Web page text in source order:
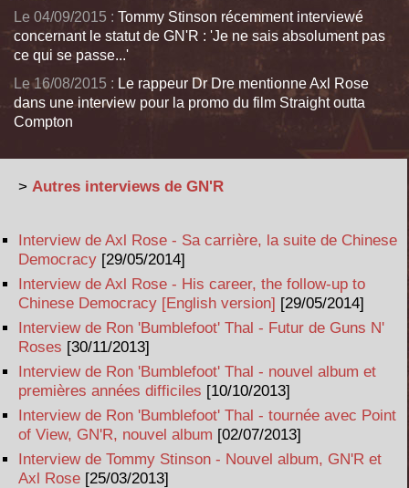
Le 04/09/2015 : Tommy Stinson récemment interviewé
concernant le statut de GN'R : 'Je ne sais absolument pas
ce qui se passe...'
Le 16/08/2015 : Le rappeur Dr Dre mentionne Axl Rose
dans une interview pour la promo du film Straight outta
Compton
> Autres interviews de GN'R
Interview de Axl Rose - Sa carrière, la suite de Chinese
Democracy [29/05/2014]
Interview de Axl Rose - His career, the follow-up to
Chinese Democracy [English version] [29/05/2014]
Interview de Ron 'Bumblefoot' Thal - Futur de Guns N'
Roses [30/11/2013]
Interview de Ron 'Bumblefoot' Thal - nouvel album et
premières années difficiles [10/10/2013]
Interview de Ron 'Bumblefoot' Thal - tournée avec Point
of View, GN'R, nouvel album [02/07/2013]
Interview de Tommy Stinson - Nouvel album, GN'R et
Axl Rose [25/03/2013]